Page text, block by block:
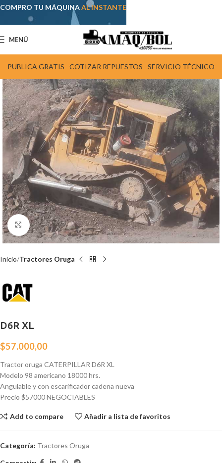
MENÚ
PUBLICA GRATIS COTIZAR REPUESTOS SERVICIO TÉCNICO
Click para agrandar
Inicio Tractores Oruga
D6R XL
$57.000,00
Tractor oruga CATERPILLAR D6R XL
Modelo 98 americano 18000 hrs.
Angulable y con escarificador cadena nueva
Precio $57000 NEGOCIABLES
Add to compare Añadir a lista de favoritos
Categoría: Tractores Oruga
COMPRO TU MÁQUINAAL INSTANTE